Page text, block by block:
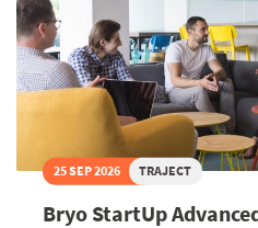
25 SEP 2026 TRAJECT
Bryo StartUp